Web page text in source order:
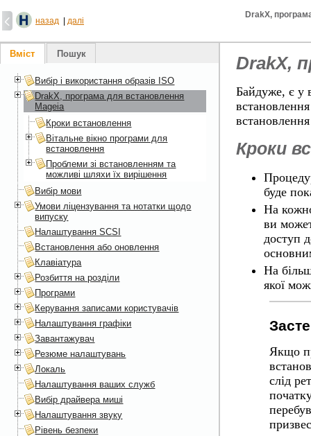
назад далі
DrakX,
DrakX,
Байдуже, є у
Кроки
буде
На
ви
доступ
На
якої
Якщо
слід
Вміст Пошук
Вибір і використання образів ISO
DrakX, програма для встановлення
Mageia
Кроки встановлення
Вітальне вікно програми для
встановлення
Проблеми зі встановленням та
можливі шляхи їх вирішення
Вибір мови
Умови ліцензування та нотатки щодо
випуску
Налаштування SCSI
Встановлення або оновлення
Клавіатура
Розбиття на розділи
Програми
Керування записами користувачів
Налаштування графіки
Завантажувач
Резюме налаштувань
Локаль
Налаштування ваших служб
Вибір драйвера миші
Налаштування звуку
Рівень безпеки